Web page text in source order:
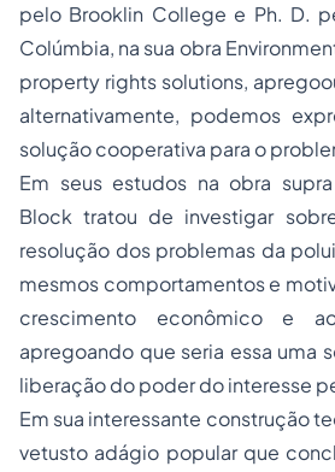
pelo Brooklin College e Ph. D.
Colúmbia, na sua obra
property rights solutions,
alternativamente, podemos
solução cooperativa para o
Em seus estudos na obra
Block tratou de investigar
resolução dos problemas da
mesmos comportamentos e
crescimento econômico e ao
apregoando que seria essa uma
liberação do poder dointeresse
Em sua interessante construção
vetusto adágio popular que